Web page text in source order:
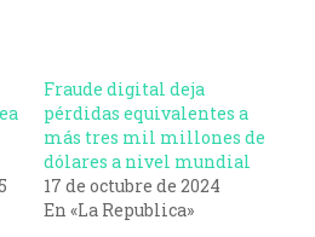
Fraude digital deja
pérdidas equivalentes a
más tres mil millones de
dólares a nivel mundial
17 de octubre de 2024
En «La Republica»